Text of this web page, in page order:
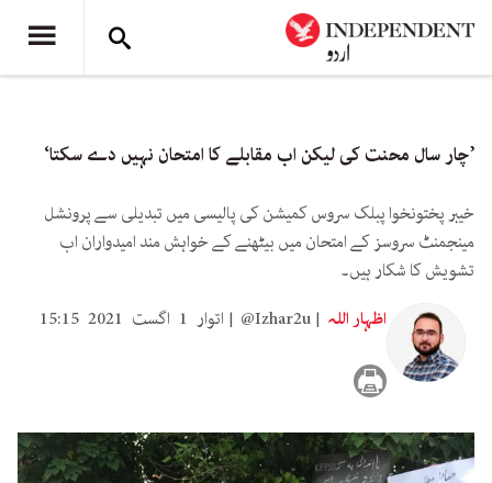
’چار سال محنت کی لیکن اب مقابلے کا امتحان نہیں دے سکتا‘
خیبر پختونخوا پبلک سروس کمیشن کی پالیسی میں تبدیلی سے پرونشل
مینجمنٹ سروسز کے امتحان میں بیٹھنے کے خواہش مند امیدواران اب
تشویش کا شکار ہیں۔
اظہار اللہ
@Izhar2u اتوار 1 اگست 2021 15:15